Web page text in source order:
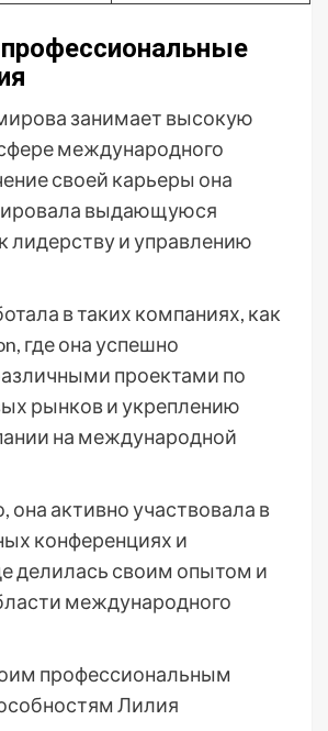
занимает высокую
международного
своей карьеры она
выдающуюся
лидерству и управлению
в таких компаниях, как
где она успешно
проектами по
рынков и укреплению
на международной
она активно участвовала в
конференциях и
делилась своим опытом и
международного
профессиональным
Лилия